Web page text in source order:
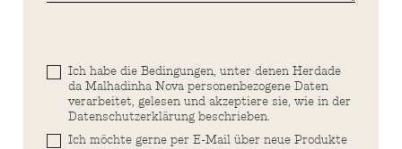
Ich habe die Bedingungen, unter denen Herdade
da Malhadinha Nova personenbezogene Daten
verarbeitet, gelesen und akzeptiere sie, wie in der
Datenschutzerklärung beschrieben.
Ich möchte gerne per E-Mail über neue Produkte